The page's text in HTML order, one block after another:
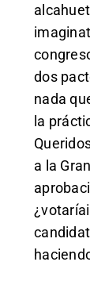
dos
nada
la
a la